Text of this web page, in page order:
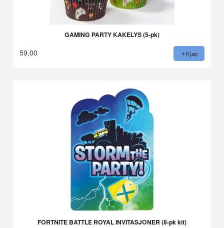
GAMING PARTY KAKELYS (5-pk)
59,00 Kjøp
FORTNITE BATTLE ROYAL INVITASJONER (8-pk kit)